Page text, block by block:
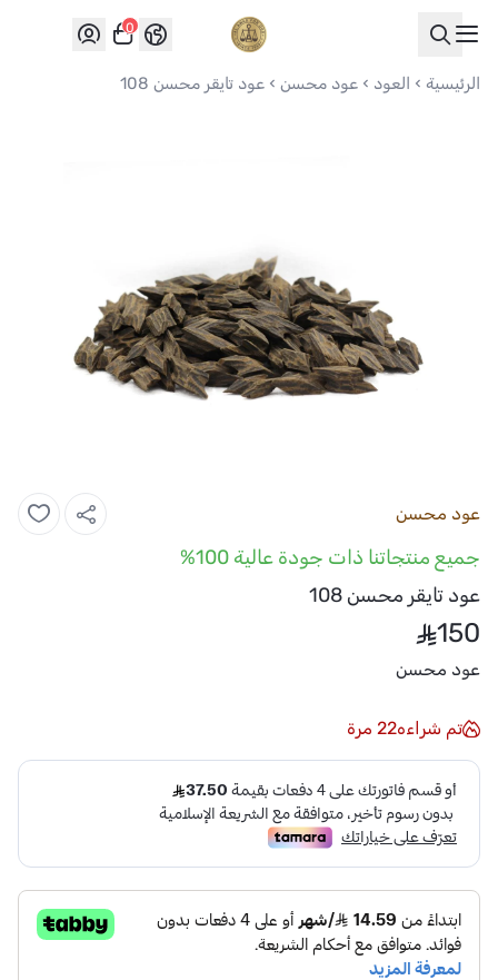
العواد للعود
0
الرئيسية العود عود محسن عود تايقر محسن 108
عود محسن
جميع منتجاتنا ذات جودة عالية 100%
عود تايقر محسن 108
150
عود محسن
تم شراءه22 مرة